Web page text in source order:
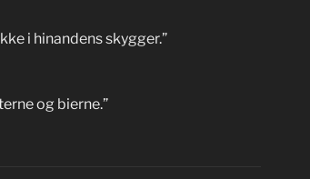
i hinandens skygger.”
og bierne.”